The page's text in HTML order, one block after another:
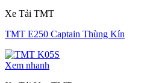
Xe Tải TMT
TMT E250 Captain Thùng Kín
Xem nhanh